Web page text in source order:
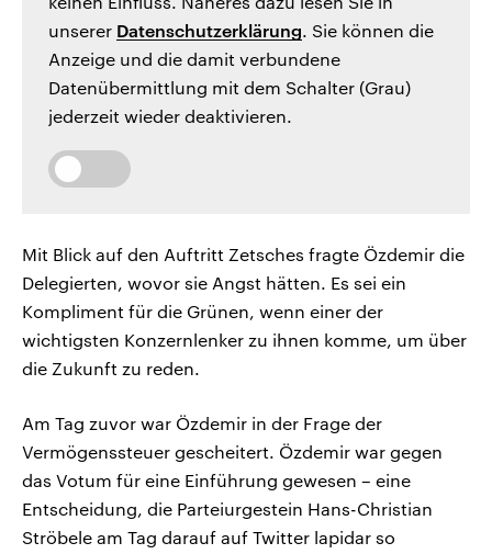
unserer Datenschutzerklärung. Sie können die
Anzeige und die damit verbundene
Datenübermittlung mit dem Schalter (Grau)
jederzeit wieder deaktivieren.
Mit Blick auf den Auftritt Zetsches fragte Özdemir die
Delegierten, wovor sie Angst hätten. Es sei ein
Kompliment für die Grünen, wenn einer der
wichtigsten Konzernlenker zu ihnen komme, um über
die Zukunft zu reden.
Am Tag zuvor war Özdemir in der Frage der
Vermögenssteuer gescheitert. Özdemir war gegen
das Votum für eine Einführung gewesen – eine
Entscheidung, die Parteiurgestein Hans-Christian
Ströbele am Tag darauf auf Twitter lapidar so